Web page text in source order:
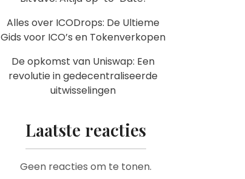
Alles over ICODrops: De Ultieme
Gids voor ICO’s en Tokenverkopen
De opkomst van Uniswap: Een
revolutie in gedecentraliseerde
uitwisselingen
Laatste reacties
Geen reacties om te tonen.